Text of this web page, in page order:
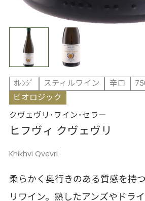
ｵﾚﾝｼﾞ スティルワイン 辛口
ビオロジック
クヴェヴリ･ワイン･セラー
ヒフヴィ クヴェヴリ
Khikhvi Qvevri
柔らかく奥行きのある質感を持
リワイン。熟したアンズやドラ